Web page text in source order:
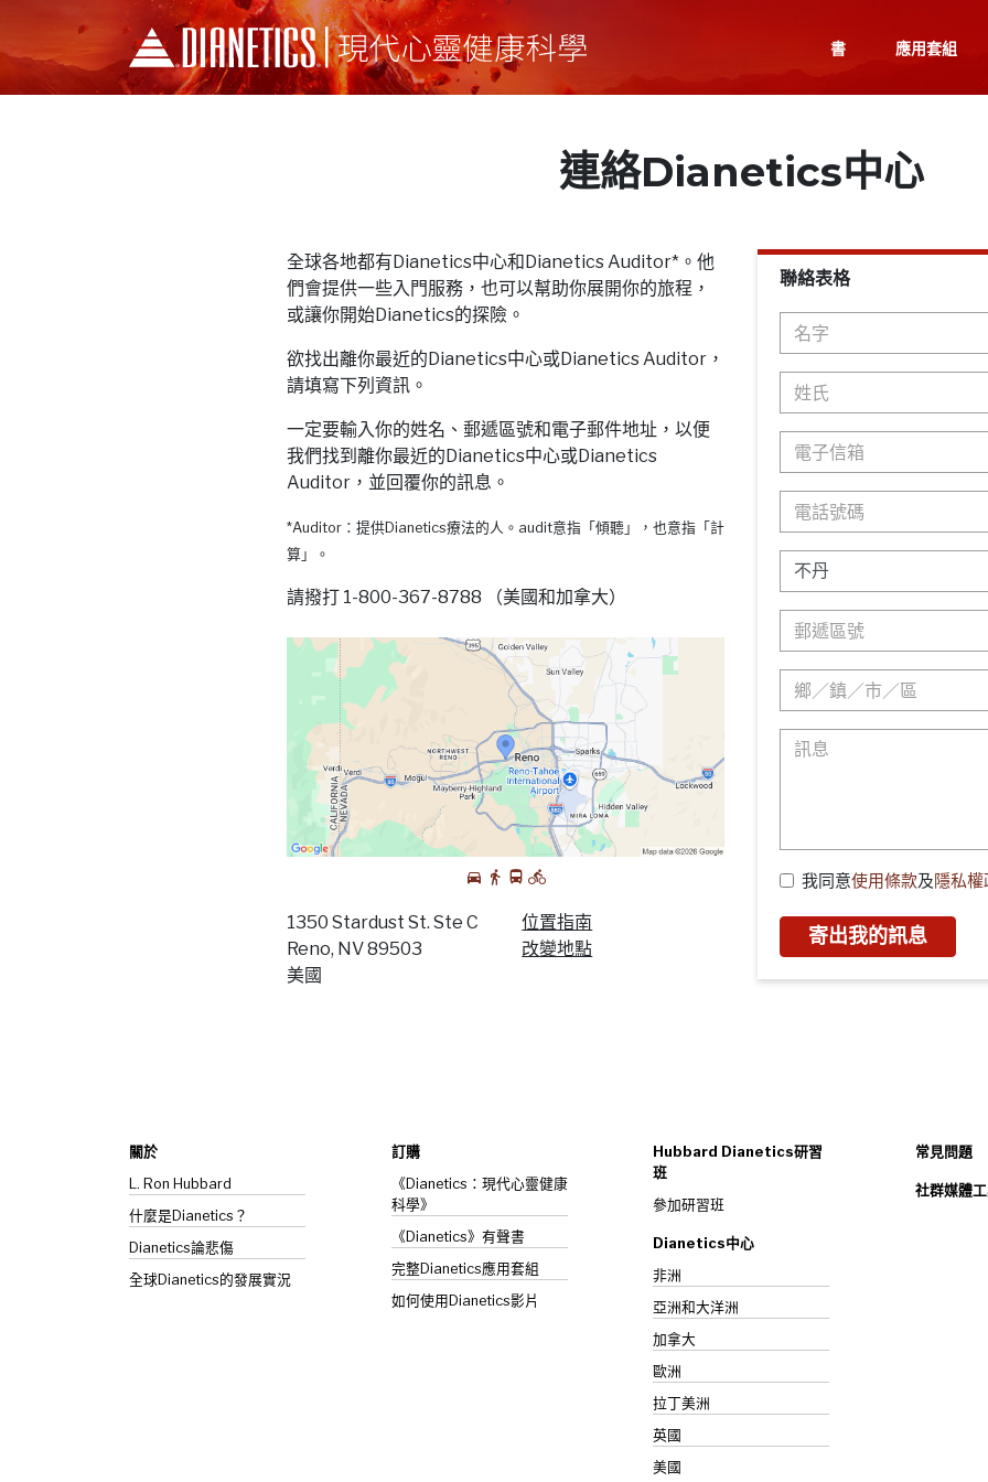
書 應用套組
連絡Dianetics中心
全球各地都有Dianetics中心和Dianetics Auditor*。他
們會提供一些入門服務，也可以幫助你展開你的旅程，
或讓你開始Dianetics的探險。
欲找出離你最近的Dianetics中心或Dianetics Auditor，
請填寫下列資訊。
一定要輸入你的姓名、郵遞區號和電子郵件地址，以便
我們找到離你最近的Dianetics中心或Dianetics
Auditor，並回覆你的訊息。
*Auditor：提供Dianetics療法的人。audit意指「傾聽」，也意指「計
算」。
請撥打 1-800-367-8788 （美國和加拿大）
1350 Stardust St. Ste C
Reno, NV 89503
美國
位置指南
改變地點
聯絡表格
我同意使用條款及隱私權
寄出我的訊息
關於
L. Ron Hubbard
什麼是Dianetics？
Dianetics論悲傷
全球Dianetics的發展實況
訂購
《Dianetics：現代心靈健康
科學》
《Dianetics》有聲書
完整Dianetics應用套組
如何使用Dianetics影片
Hubbard Dianetics研習
班
參加研習班
Dianetics中心
非洲
亞洲和大洋洲
加拿大
歐洲
拉丁美洲
英國
美國
常見問題
社群媒體